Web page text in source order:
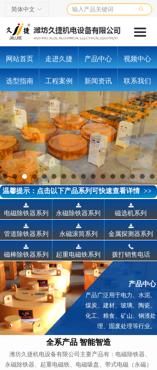
ꄙ
ꀅ
简体中文
끀
网站首页 走进久捷 产品中心 视频中心
选型指南 工程案例 新闻资讯 联系我们
끂
电磁除铁器系列
끂
永磁除铁器系列
끂
磁选机系列
温馨提示：点击以下产品系列可快速查看详情 >>
끂
管道除铁器系列
끂
永磁滚筒系列
끂
金属探测器系列
끂
磁棒除铁器系列
끂
起重电磁铁系列
끅
拨打销售电话
产品中心
产品广泛用于电力、水泥、
煤炭、建材、玻璃、陶瓷、
化工、粮食、矿山、钢渣处
理、固废处理等行业。
全系产品 智能智造
潍坊久捷机电设备有限公司主要产品有：电磁除铁器、
永磁除铁器、起重电磁铁、电磁吸盘、带式电磁（永磁）
首页
走进久捷
产品中心
视频中心
选型指南
工程案例
客户中心
新闻资讯
联系我们